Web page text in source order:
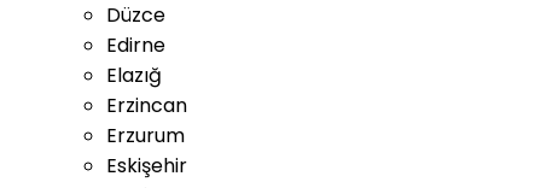
Düzce
Edirne
Elazığ
Erzincan
Erzurum
Eskişehir